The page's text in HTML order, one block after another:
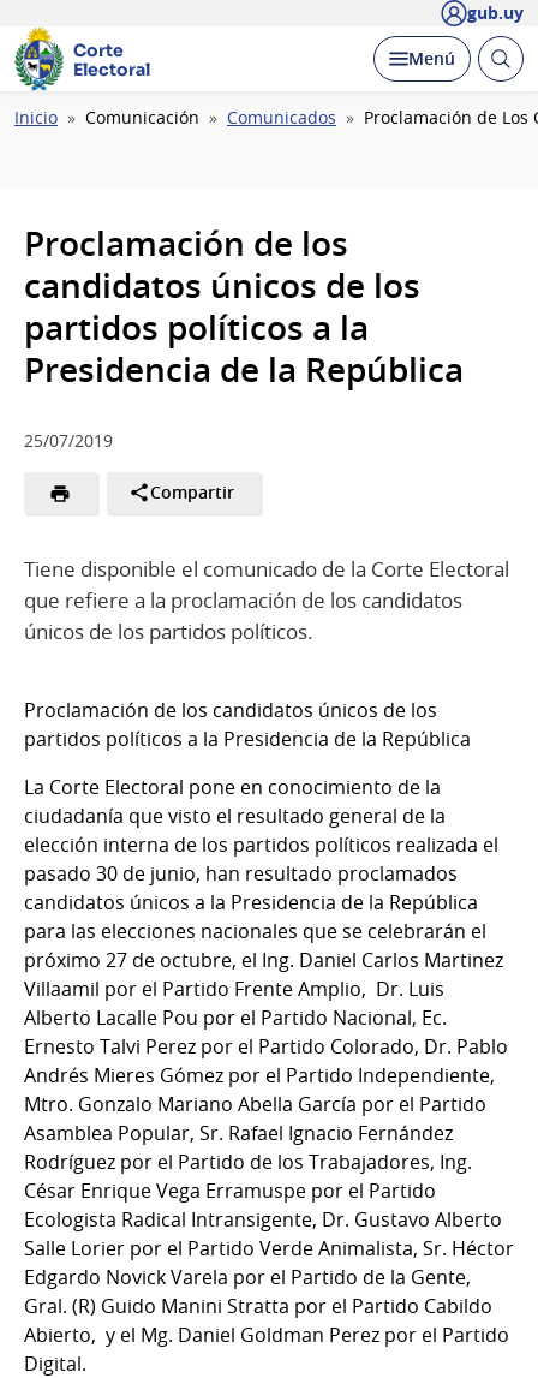
gub.uy
Corte
Electoral
Desplegar
Menú Abrir
Ruta
Inicio Comunicación Comunicados Proclamación de Los
Proclamación de los
candidatos únicos de los
partidos políticos a la
Presidencia de la República
25/07/2019
Compartir
Tiene disponible el comunicado de la Corte Electoral
que refiere a la proclamación de los candidatos
únicos de los partidos políticos.
Proclamación de los candidatos únicos de los
partidos políticos a la Presidencia de la República
La Corte Electoral pone en conocimiento de la
ciudadanía que visto el resultado general de la
elección interna de los partidos políticos realizada el
pasado 30 de junio, han resultado proclamados
candidatos únicos a la Presidencia de la República
para las elecciones nacionales que se celebrarán el
próximo 27 de octubre, el Ing. Daniel Carlos Martinez
Villaamil por el Partido Frente Amplio, Dr. Luis
Alberto Lacalle Pou por el Partido Nacional, Ec.
Ernesto Talvi Perez por el Partido Colorado, Dr. Pablo
Andrés Mieres Gómez por el Partido Independiente,
Mtro. Gonzalo Mariano Abella García por el Partido
Asamblea Popular, Sr. Rafael Ignacio Fernández
Rodríguez por el Partido de los Trabajadores, Ing.
César Enrique Vega Erramuspe por el Partido
Ecologista Radical Intransigente, Dr. Gustavo Alberto
Salle Lorier por el Partido Verde Animalista, Sr. Héctor
Edgardo Novick Varela por el Partido de la Gente,
Gral. (R) Guido Manini Stratta por el Partido Cabildo
Abierto, y el Mg. Daniel Goldman Perez por el Partido
Digital.